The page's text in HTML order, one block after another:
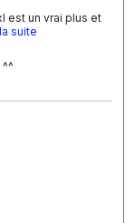
est un vrai plus et
suite